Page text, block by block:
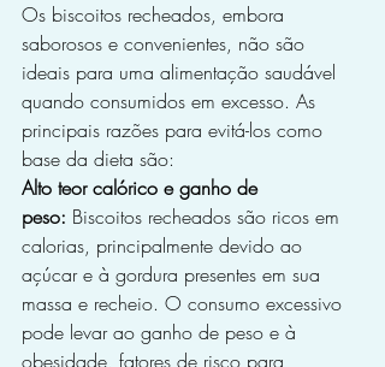
Os biscoitos recheados, embora
saborosos e convenientes, não são
ideais para uma alimentação saudável
quando consumidos em excesso. As
principais razões para evitá-los como
base da dieta são:
Alto teor calórico e ganho de
peso: Biscoitos recheados são ricos em
calorias, principalmente devido ao
açúcar e à gordura presentes em sua
massa e recheio. O consumo excessivo
pode levar ao ganho de peso e à
obesidade, fatores de risco para